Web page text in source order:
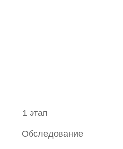
Обследование
1 этап